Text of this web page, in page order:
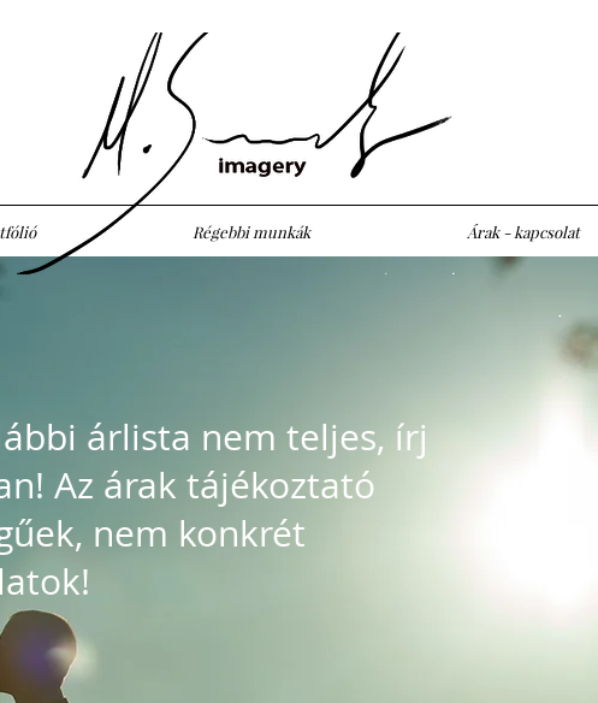
Régebbi munkák Árak - kapcsolat
árlista nem teljes, írj
Az árak tájékoztató
nem konkrét